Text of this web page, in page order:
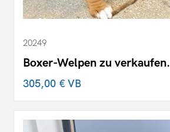
20249
Boxer-Welpen zu verkaufen.
305,00 €VB